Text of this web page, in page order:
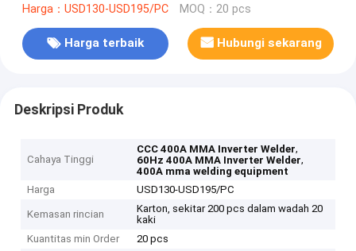
Harga：USD130-USD195/PC MOQ：20 pcs
Harga terbaik Hubungi sekarang
Deskripsi Produk
Cahaya Tinggi
CCC 400A MMA Inverter Welder,
60Hz 400A MMA Inverter Welder,
400A mma welding equipment
Harga
USD130-USD195/PC
Kemasan rincian
Karton, sekitar 200 pcs dalam wadah 20
kaki
Kuantitas min Order
20 pcs